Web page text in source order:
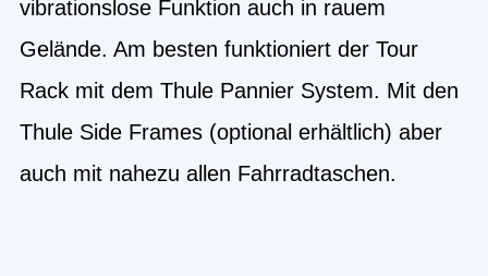
vibrationslose Funktion auch in rauem
Gelände. Am besten funktioniert der Tour
Rack mit dem Thule Pannier System. Mit den
Thule Side Frames (optional erhältlich) aber
auch mit nahezu allen Fahrradtaschen.